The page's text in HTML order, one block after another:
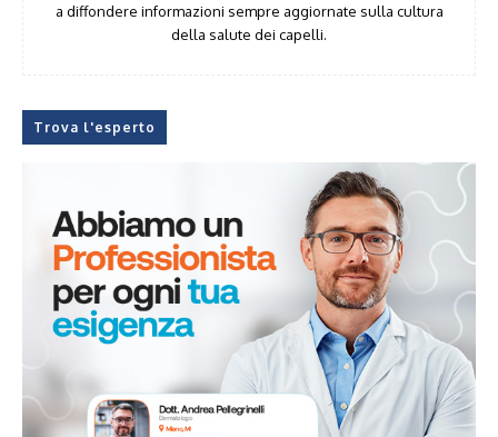
a diffondere informazioni sempre aggiornate sulla cultura
della salute dei capelli.
Trova l'esperto